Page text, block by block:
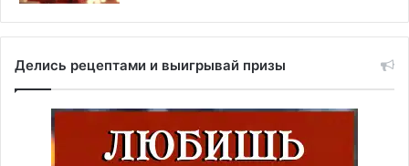
Делись рецептами и выигрывай призы